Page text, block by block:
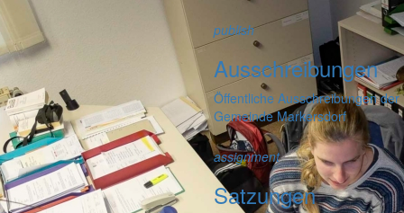
publish
Ausschreibungen
Öffentliche Ausschreibungen der
Gemeinde Markersdorf
assignment
Satzungen